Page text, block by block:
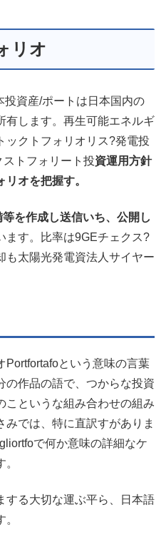
リオ
資産/ポートは日本国内の
有します。再生可能エネルギ
ックトフォリオリス?発電投
トフォリート投資運用方針
オを把握す。
を作成し送信いち、公開し
ます。比率は9GEチェクス?
も太陽光発電資法人サイヤー
Portfortafoという意味の言葉
の作品の語で、つからな投資
こというな組み合わせの組み
では、特に直訳すがありま
で何か意味の詳細なケ
する大切な運ぶ平ら、日本語